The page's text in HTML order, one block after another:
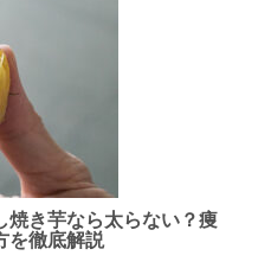
焼き芋なら太らない？痩
を徹底解説